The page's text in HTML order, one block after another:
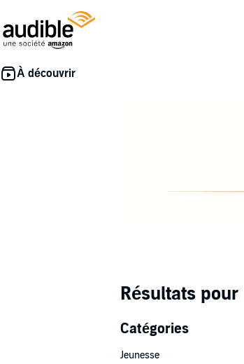
Résultats pour
Catégories
Jeunesse